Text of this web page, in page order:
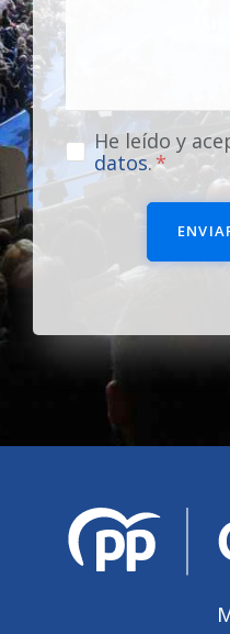
He leído y
datos.